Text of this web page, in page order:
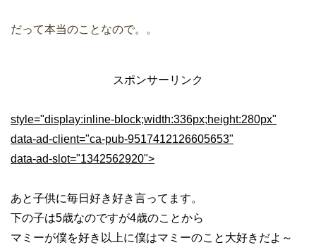
だって本当のことなので。。
スポンサーリンク
style="display:inline-block;width:336px;height:280px"
data-ad-client="ca-pub-9517412126605653"
data-ad-slot="1342562920">
あと子供に毎日好き好き言ってます。
下の子は5歳なのですが4歳のことから
マミーが僕を好き以上に僕はマミーのこと大好きだよ～